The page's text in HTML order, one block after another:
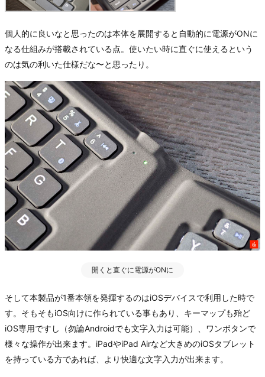
個人的に良いなと思ったのは本体を展開すると自動的に電源がONに
なる仕組みが搭載されている点。使いたい時に直ぐに使えるという
のは気の利いた仕様だな〜と思ったり。
開くと直ぐに電源がONに
そして本製品が1番本領を発揮するのはiOSデバイスで利用した時で
す。そもそもiOS向けに作られている事もあり、キーマップも殆ど
iOS専用ですし（勿論Androidでも文字入力は可能）、ワンボタンで
様々な操作が出来ます。iPadやiPad Airなど大きめのiOSタブレット
を持っている方であれば、より快適な文字入力が出来ます。